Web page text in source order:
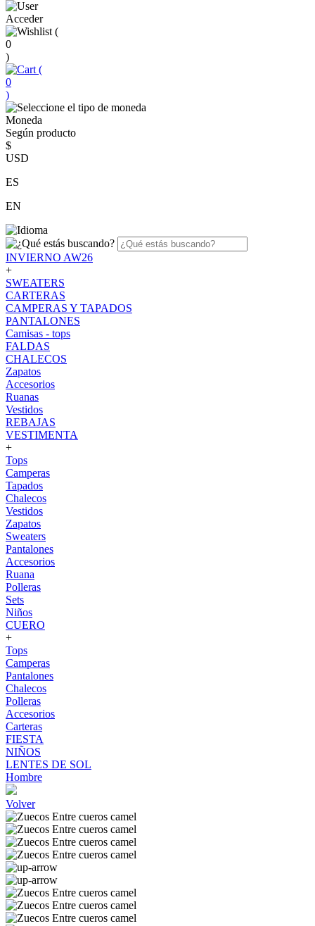
Acceder
(
0
)
(
0
)
Moneda
Según producto
$
USD
ES
EN
INVIERNO AW26
+
SWEATERS
CARTERAS
CAMPERAS Y TAPADOS
PANTALONES
Camisas - tops
FALDAS
CHALECOS
Zapatos
Accesorios
Ruanas
Vestidos
REBAJAS
VESTIMENTA
+
Tops
Camperas
Tapados
Chalecos
Vestidos
Zapatos
Sweaters
Pantalones
Accesorios
Ruana
Polleras
Sets
Niños
CUERO
+
Tops
Camperas
Pantalones
Chalecos
Polleras
Accesorios
Carteras
FIESTA
NIÑOS
LENTES DE SOL
Hombre
Volver